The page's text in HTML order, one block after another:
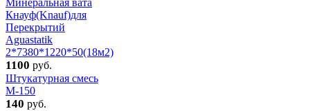
Кнауф(Knauf)для
Перекрытий
Aguastatik
2*7380*1220*50(18м2)
1100 руб.
Штукатурная смесь
М-150
140 руб.